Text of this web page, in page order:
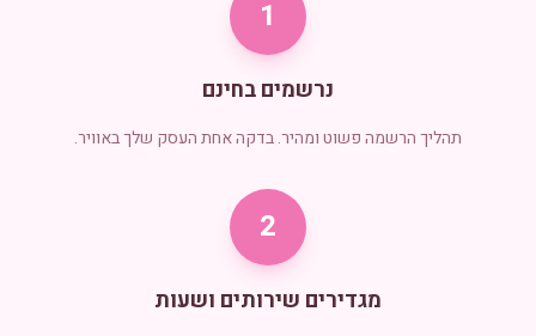
1
נרשמים בחינם
תהליך הרשמה פשוט ומהיר. בדקה אחת העסק שלך באוויר.
2
מגדירים שירותים ושעות